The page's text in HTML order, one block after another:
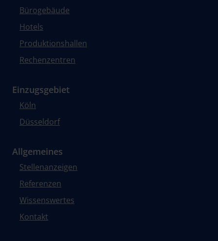
Bürogebäude
Hotels
Produktionshallen
Rechenzentren
Einzugsgebiet
Köln
Düsseldorf
Allgemeines
Stellenanzeigen
Referenzen
Wissenswertes
Kontakt